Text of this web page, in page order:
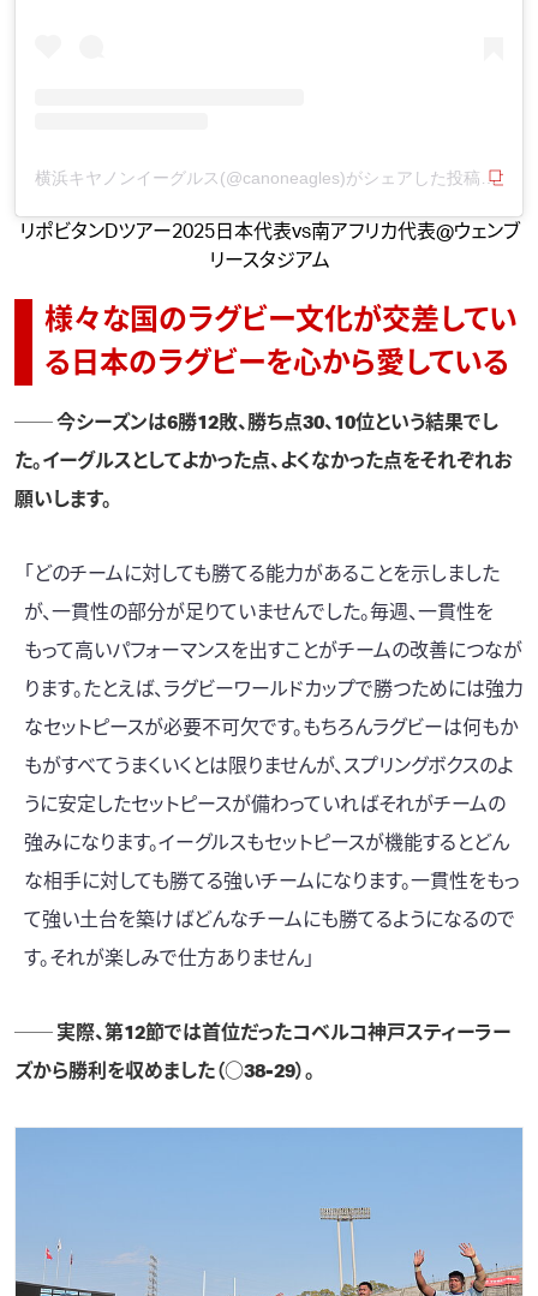
横浜キヤノンイーグルス(@canoneagles)がシェアした投稿
リポビタンDツアー2025日本代表vs南アフリカ代表@ウェンブ
リースタジアム
様々な国のラグビー文化が交差してい
る日本のラグビーを心から愛している
── 今シーズンは6勝12敗、勝ち点30、10位という結果でし
た。イーグルスとしてよかった点、よくなかった点をそれぞれお
願いします。
「どのチームに対しても勝てる能力があることを示しました
が、一貫性の部分が足りていませんでした。毎週、一貫性を
もって高いパフォーマンスを出すことがチームの改善につなが
ります。たとえば、ラグビーワールドカップで勝つためには強力
なセットピースが必要不可欠です。もちろんラグビーは何もか
もがすべてうまくいくとは限りませんが、スプリングボクスのよ
うに安定したセットピースが備わっていればそれがチームの
強みになります。イーグルスもセットピースが機能するとどん
な相手に対しても勝てる強いチームになります。一貫性をもっ
て強い土台を築けばどんなチームにも勝てるようになるので
す。それが楽しみで仕方ありません」
── 実際、第12節では首位だったコベルコ神戸スティーラー
ズから勝利を収めました（○38-29）。